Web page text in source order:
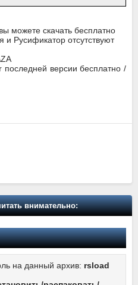
можете скачать бесплатно
и Русификатор отсутствуют
последней версии бесплатно /
внимательно:
на данный архив: rsload